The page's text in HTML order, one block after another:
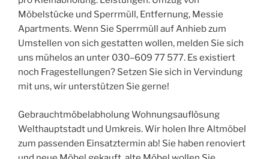
Möbelstücke und Sperrmüll, Entfernung, Messie
Apartments. Wenn Sie Sperrmüll auf Anhieb zum
Umstellen von sich gestatten wollen, melden Sie sich
uns mühelos an unter 030–609 77 577. Es existiert
noch Fragestellungen? Setzen Sie sich in Vervindung
mit uns, wir unterstützen Sie gerne!
Gebrauchtmöbelabholung Wohnungsauflösung
Welthauptstadt und Umkreis. Wir holen Ihre Altmöbel
zum passenden Einsatztermin ab! Sie haben renoviert